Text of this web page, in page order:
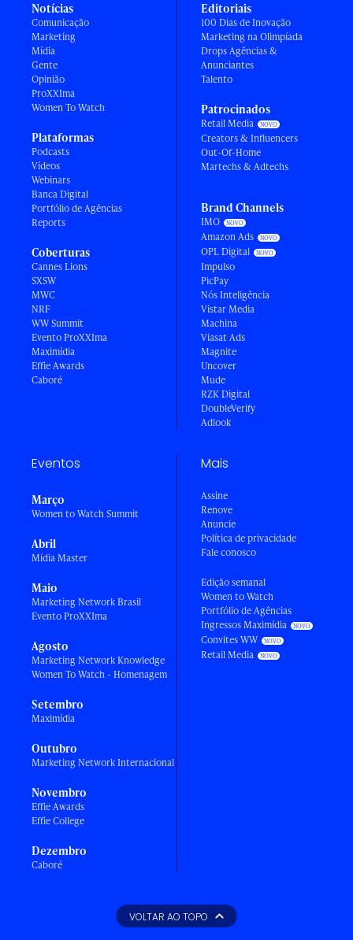
Notícias
Comunicação
Marketing
Mídia
Gente
Opinião
ProXXIma
Women To Watch
Plataformas
Podcasts
Vídeos
Webinars
Banca Digital
Portfólio de Agências
Reports
Coberturas
Cannes Lions
SXSW
MWC
NRF
WW Summit
Evento ProXXIma
Maximídia
Effie Awards
Caboré
Editoriais
100 Dias de Inovação
Marketing na Olimpíada
Drops Agências &
Anunciantes
Talento
Patrocinados
Retail Media
Creators & Influencers
Out-Of-Home
Martechs & Adtechs
Brand Channels
IMO
Amazon Ads
OPL Digital
Impulso
PicPay
Nós Inteligência
Vistar Media
Machina
Viasat Ads
Magnite
Uncover
Mude
RZK Digital
DoubleVerify
Adlook
Eventos
Março
Women to Watch Summit
Abril
Mídia Master
Maio
Marketing Network Brasil
Evento ProXXIma
Agosto
Marketing Network Knowledge
Women To Watch - Homenagem
Setembro
Maximídia
Outubro
Marketing Network Internacional
Novembro
Effie Awards
Effie College
Dezembro
Caboré
Mais
Assine
Renove
Anuncie
Política de privacidade
Fale conosco
Edição semanal
Women to Watch
Portfólio de Agências
Ingressos Maximídia
Convites WW
Retail Media
VOLTAR AO TOPO